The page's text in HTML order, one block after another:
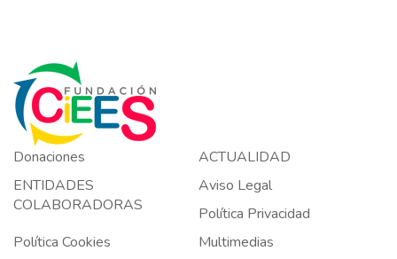
Donaciones
ACTUALIDAD
ENTIDADES
COLABORADORAS
Aviso Legal
Política Privacidad
Política Cookies
Multimedias